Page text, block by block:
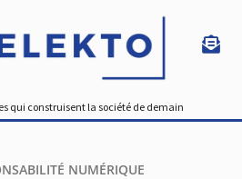
qui construisent la société de demain
NUMÉRIQUE